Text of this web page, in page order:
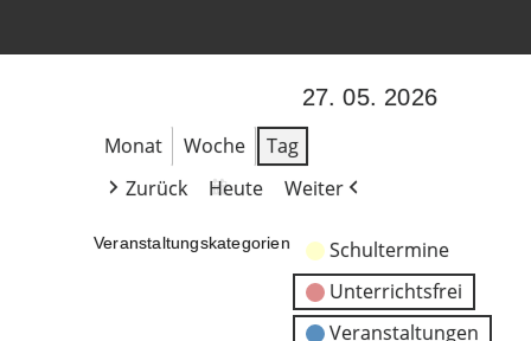
27. 05. 2026
Monat
Woche
Tag
Zurück
Heute Weiter
Veranstaltungskategorien
Schultermine
Unterrichtsfrei
Veranstaltungen